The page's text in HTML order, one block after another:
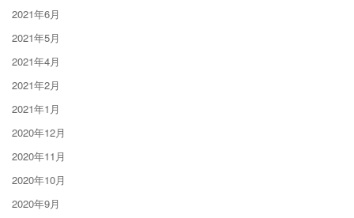
2021年6月
2021年5月
2021年4月
2021年2月
2021年1月
2020年12月
2020年11月
2020年10月
2020年9月